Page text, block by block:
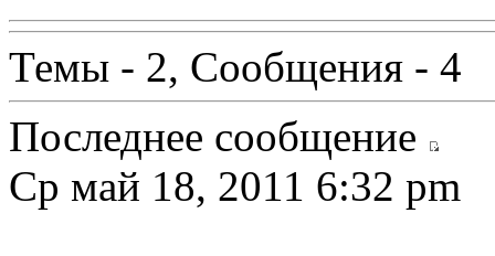
Темы - 2, Сообщения - 4
Последнее сообщение
Ср май 18, 2011 6:32 pm